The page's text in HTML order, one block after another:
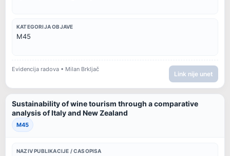
KATEGORIJA OBJAVE
M45
Evidencija radova • Milan Brkljač
Link nije unet
Sustainability of wine tourism through a comparative
analysis of Italy and New Zealand
M45
NAZIV PUBLIKACIJE / CASOPISA